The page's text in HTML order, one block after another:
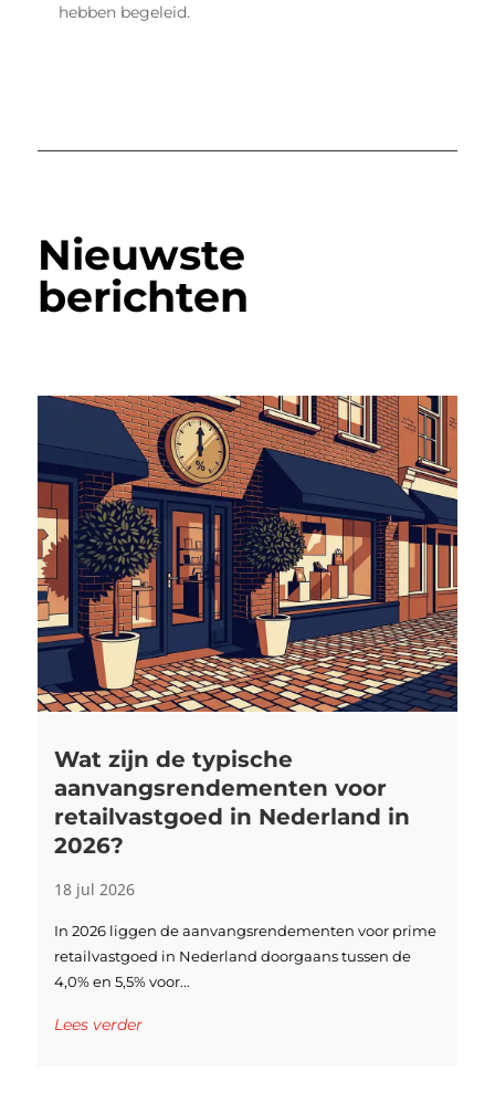
hebben begeleid.
Nieuwste
berichten
Wat zijn de typische
aanvangsrendementen voor
retailvastgoed in Nederland in
2026?
18 jul 2026
In 2026 liggen de aanvangsrendementen voor prime
retailvastgoed in Nederland doorgaans tussen de
4,0% en 5,5% voor...
Lees verder